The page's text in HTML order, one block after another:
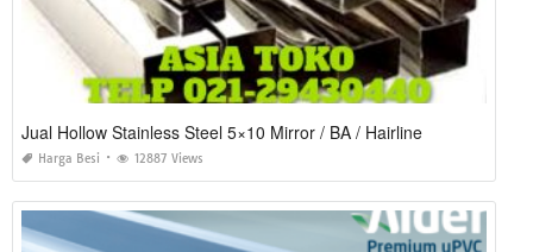
Jual Hollow Stainless Steel 5×10 Mirror / BA / Hairline
Harga Besi 12887 Views